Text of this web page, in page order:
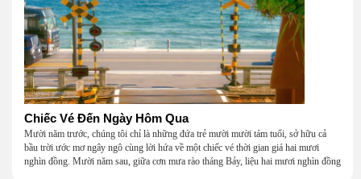
Chiếc Vé Đến Ngày Hôm Qua
Mười năm trước, chúng tôi chỉ là những đứa trẻ mười mười tám tuổi, sở hữu cả
bầu trời ước mơ ngây ngô cùng lời hứa về một chiếc vé thời gian giá hai mươi
nghìn đồng. Mười năm sau, giữa cơn mưa rào tháng Bảy, liệu hai mươi nghìn đồng